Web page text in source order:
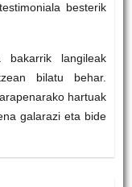
besterik
langileak
bilatu behar.
hartuak
galarazi eta bide